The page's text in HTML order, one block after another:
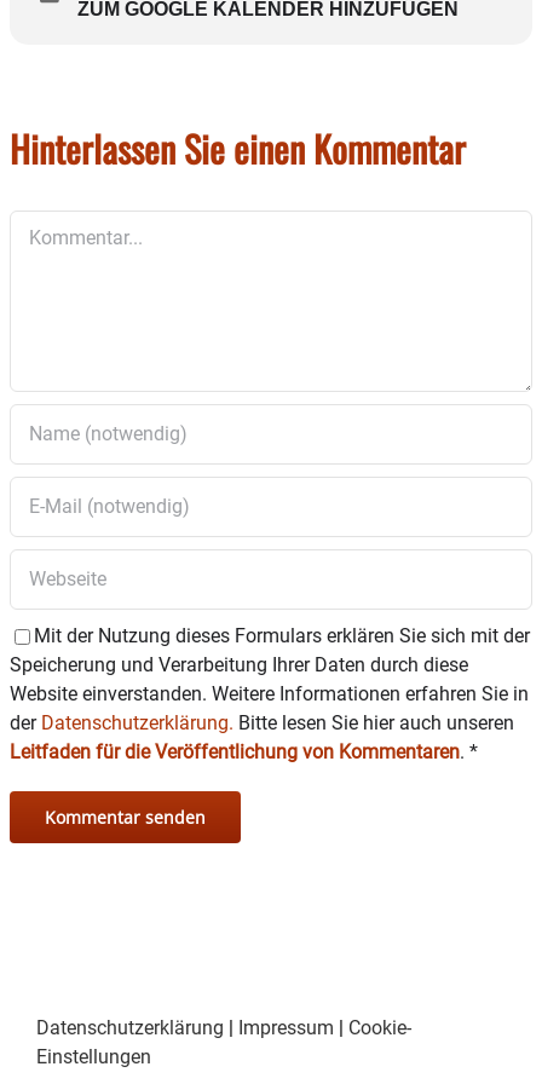
ZUM GOOGLE KALENDER HINZUFÜGEN
Hinterlassen Sie einen Kommentar
Mit der Nutzung dieses Formulars erklären Sie sich mit der
Speicherung und Verarbeitung Ihrer Daten durch diese
Website einverstanden. Weitere Informationen erfahren Sie in
der Datenschutzerklärung. Bitte lesen Sie hier auch unseren
Leitfaden für die Veröffentlichung von Kommentaren. *
Datenschutzerklärung | Impressum | Cookie-
Einstellungen